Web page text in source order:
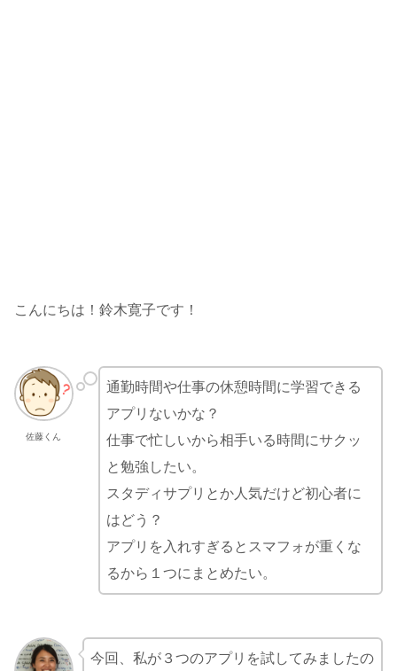
こんにちは！鈴木寛子です！
佐藤くん
通勤時間や仕事の休憩時間に学習できる
アプリないかな？
仕事で忙しいから相手いる時間にサクッ
と勉強したい。
スタディサプリとか人気だけど初心者に
はどう？
アプリを入れすぎるとスマフォが重くな
るから１つにまとめたい。
今回、私が３つのアプリを試してみましたの